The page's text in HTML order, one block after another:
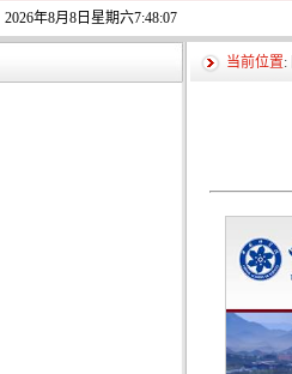
2026年8月8日星期六7:48:08
当前位置: